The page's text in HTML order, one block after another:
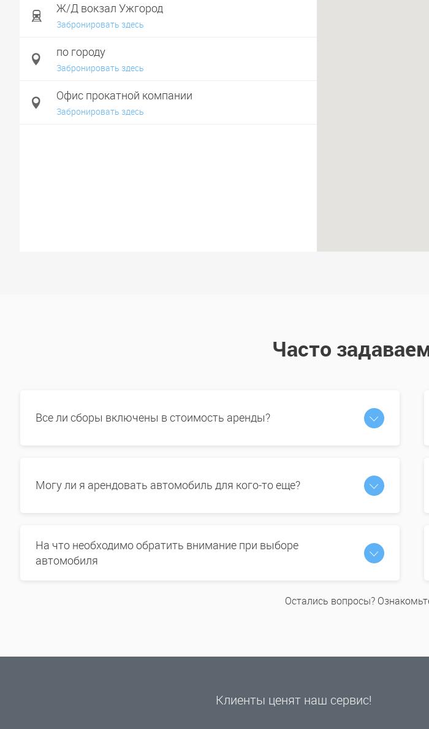
Ж/Д вокзал Ужгород
Забронировать здесь
по городу
Забронировать здесь
Офис прокатной компании
Забронировать здесь
Часто
Все ли сборы включены в стоимость аренды?
Могу ли я арендовать автомобиль для кого-то еще?
На что необходимо обратить внимание при выборе
автомобиля
Остались вопросы?
Клиенты ценят наш сервис!